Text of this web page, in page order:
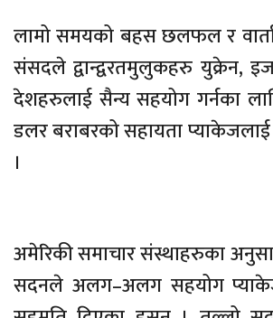
लामो समयको बहस छलफल र
संसदले द्वान्द्वरतमुलुकहरु युक्रेन,
देशहरुलाई सैन्य सहयोग गर्नका
डलर बराबरको सहायता
।
अमेरिकी समाचार संस्थाहरुका
सदनले अलग–अलग सहयोग